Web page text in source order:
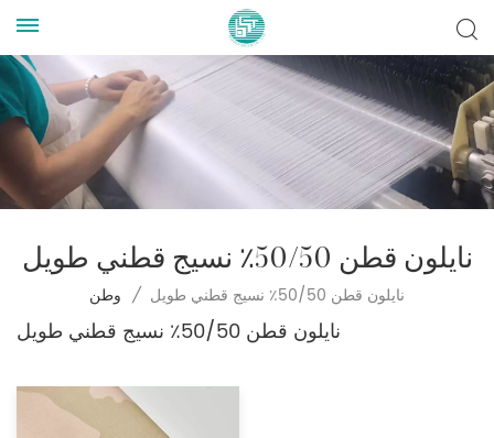
نايلون قطن 50/50٪ نسيج قطني طويل
وطن / نايلون قطن 50/50٪ نسيج قطني طويل
نايلون قطن 50/50٪ نسيج قطني طويل